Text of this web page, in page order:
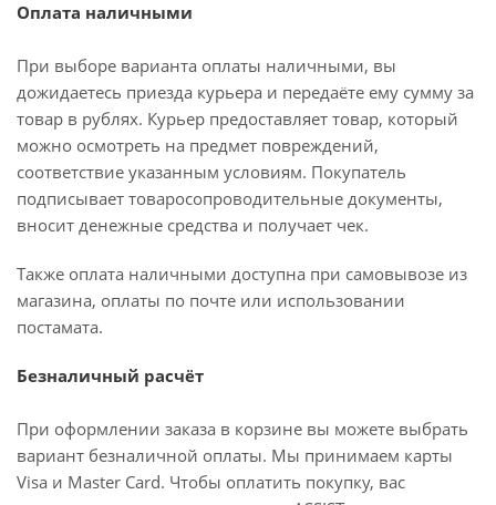
Оплата наличными
При выборе варианта оплаты наличными, вы
дожидаетесь приезда курьера и передаёте ему сумму за
товар в рублях. Курьер предоставляет товар, который
можно осмотреть на предмет повреждений,
соответствие указанным условиям. Покупатель
подписывает товаросопроводительные документы,
вносит денежные средства и получает чек.
Также оплата наличными доступна при самовывозе из
магазина, оплаты по почте или использовании
постамата.
Безналичный расчёт
При оформлении заказа в корзине вы можете выбрать
вариант безналичной оплаты. Мы принимаем карты
Visa и Master Card. Чтобы оплатить покупку, вас